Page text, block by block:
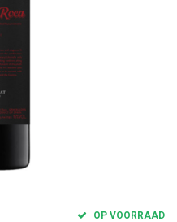
OP VOORRAAD